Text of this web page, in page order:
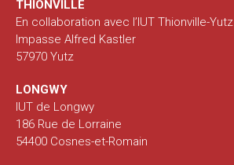
THIONVILLE
En collaboration avec l’IUT Thionville-Yutz
Impasse Alfred Kastler
57970 Yutz
LONGWY
IUT de Longwy
186 Rue de Lorraine
54400 Cosnes-et-Romain